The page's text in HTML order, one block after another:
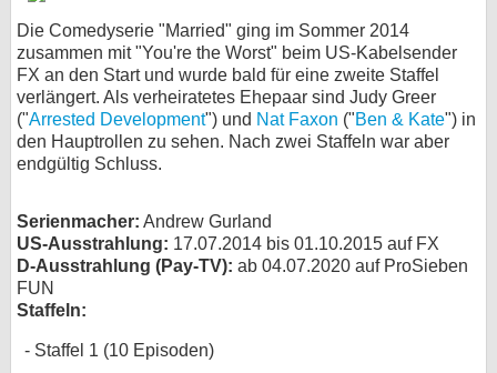
Die Comedyserie "Married" ging im Sommer 2014
zusammen mit "You're the Worst" beim US-Kabelsender
FX an den Start und wurde bald für eine zweite Staffel
verlängert. Als verheiratetes Ehepaar sind Judy Greer
("Arrested Development") und Nat Faxon ("Ben & Kate") in
den Hauptrollen zu sehen. Nach zwei Staffeln war aber
endgültig Schluss.
Serienmacher: Andrew Gurland
US-Ausstrahlung: 17.07.2014 bis 01.10.2015 auf FX
D-Ausstrahlung (Pay-TV): ab 04.07.2020 auf ProSieben
FUN
Staffeln:
Staffel 1 (10 Episoden)
SERVICE
Gewinnspiele
Forum
Kontakt